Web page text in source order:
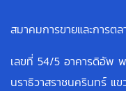
สมาคมการขายและการต
เลขที่ 54/5 อาคารดิอัพ
นราธิวาสราชนครินทร์ แ